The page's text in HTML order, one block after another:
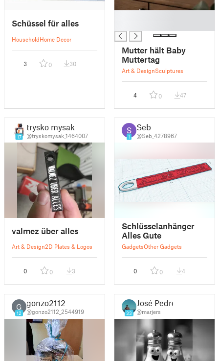
Schüssel für alles
HouseholdHome Decor
3 0 30
Mutter hält Baby
Muttertag
Art & DesignSculptures
4 0 47
17
trysko mysak
@tryskomysak_1464007
valmez über alles
Art & Design2D Plates & Logos
0 0 3
1
Seb
@Seb_4278967
Schlüsselanhänger
Alles Gute
GadgetsOther Gadgets
0 0 4
G
12
gonzo2112
@gonzo2112_2544919 33
José Pedro
@marjers